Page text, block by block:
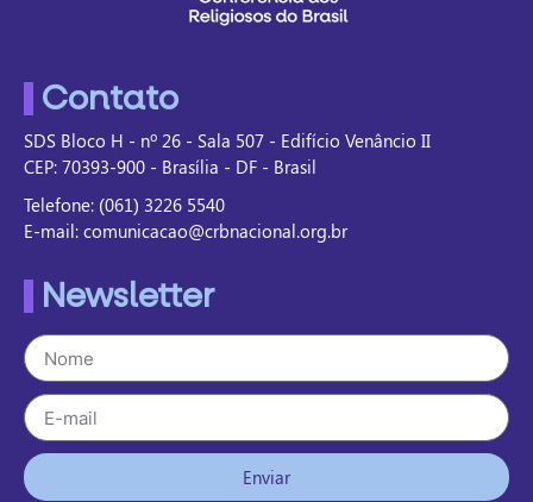
Contato
SDS Bloco H - nº 26 - Sala 507 - Edifício Venâncio II
CEP: 70393-900 - Brasília - DF - Brasil
Telefone: (061) 3226 5540
E-mail: comunicacao@crbnacional.org.br
Newsletter
Enviar